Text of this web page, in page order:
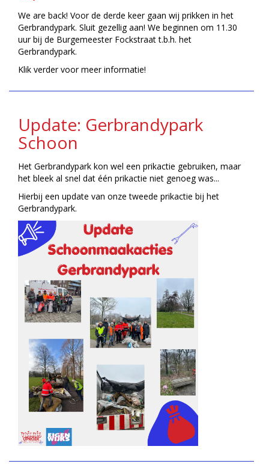
We are back! Voor de derde keer gaan wij prikken in het
Gerbrandypark. Sluit gezellig aan! We beginnen om 11.30
uur bij de Burgemeester Fockstraat t.b.h. het
Gerbrandypark.
Klik verder voor meer informatie!
Update: Gerbrandypark
Schoon
Het Gerbrandypark kon wel een prikactie gebruiken, maar
het bleek al snel dat één prikactie niet genoeg was...
Hierbij een update van onze tweede prikactie bij het
Gerbrandypark.